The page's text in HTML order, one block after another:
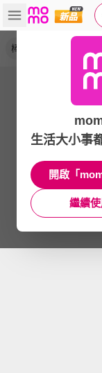
棒球帽
生活大小事
開啟「
繼續